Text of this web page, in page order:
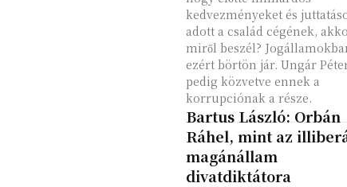
kedvezményeket és
adott a család cégének,
miről beszél?
ezért börtön jár. Ungár
pedig közvetve ennek a
korrupciónak a része.
Bartus László: Orbán
Ráhel, mint az
magánállam
divatdiktátora